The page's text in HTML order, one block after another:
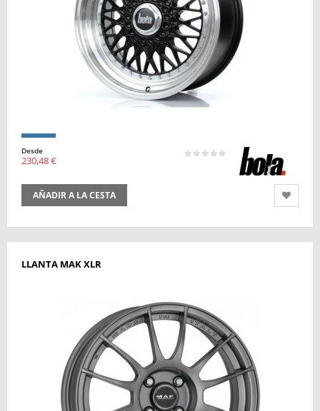
Desde
230,48 €
AÑADIR A LA CESTA
LLANTA MAK XLR